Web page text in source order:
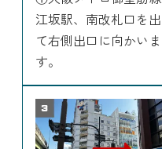
江坂駅、南改札口を出
て右側出口に向かいま
す。